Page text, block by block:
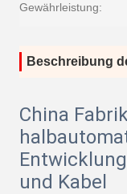
Gewährleistung:
Beschreibung
China
und Kabel